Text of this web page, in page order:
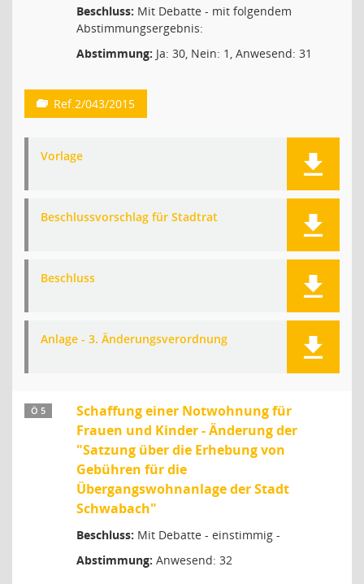
Beschluss: Mit Debatte - mit folgendem
Abstimmungsergebnis:
Abstimmung: Ja: 30, Nein: 1, Anwesend: 31
Ref.2/043/2015
Vorlage
Beschlussvorschlag für Stadtrat
Beschluss
Anlage - 3. Änderungsverordnung
Ö 5
Schaffung einer Notwohnung für
Frauen und Kinder - Änderung der
"Satzung über die Erhebung von
Gebühren für die
Übergangswohnanlage der Stadt
Schwabach"
Beschluss: Mit Debatte - einstimmig -
Abstimmung: Anwesend: 32